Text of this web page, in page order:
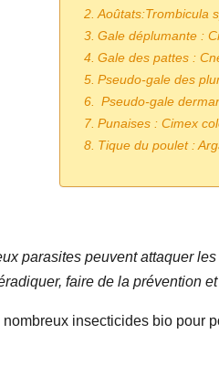
Aoûtats:Trombicula
Gale déplumante :
Gale des pattes :
Pseudo-gale des
Pseudo-gale
Punaises : Cimex
Tique du poulet :
parasites peuvent attaquer
faire de la prévention
nombreux insecticides bio pour